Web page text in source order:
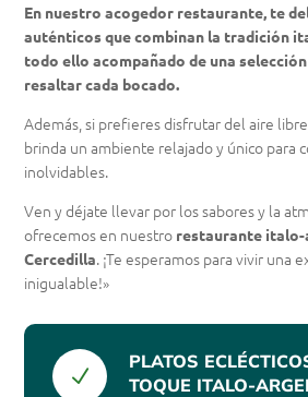
En nuestro acogedor restaurante, te
auténticos que combinan la tradición
todo ello acompañado de una
resaltar cada bocado.
Además, si prefieres disfrutar del aire
brinda un ambiente relajado y único para
inolvidables.
Ven y déjate llevar por los sabores y la
ofrecemos en nuestro restaurante
Cercedilla. ¡Te esperamos para vivir una
inigualable!»
N
PLATOS
TOQUE ITALO-